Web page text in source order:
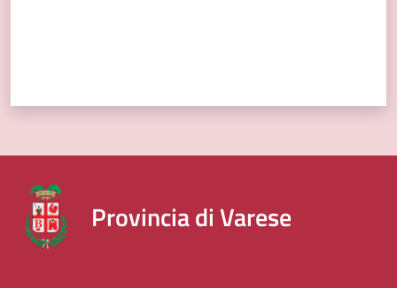
Provincia di Varese